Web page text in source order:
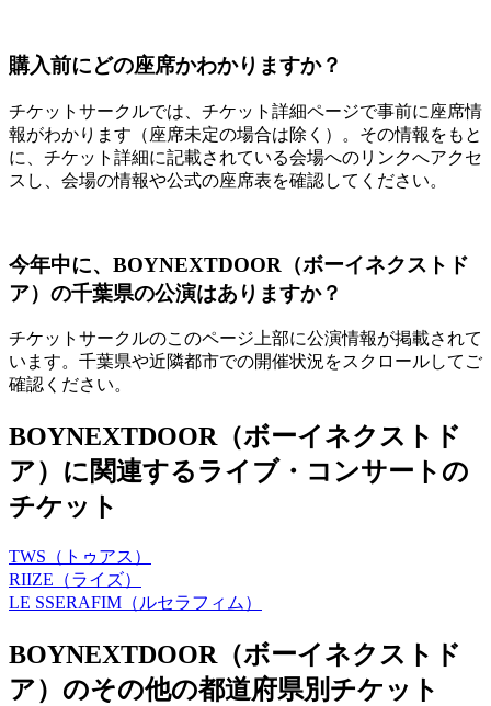
購入前にどの座席かわかりますか？
チケットサークルでは、チケット詳細ページで事前に座席情
報がわかります（座席未定の場合は除く）。その情報をもと
に、チケット詳細に記載されている会場へのリンクへアクセ
スし、会場の情報や公式の座席表を確認してください。
今年中に、BOYNEXTDOOR（ボーイネクストド
ア）の千葉県の公演はありますか？
チケットサークルのこのページ上部に公演情報が掲載されて
います。千葉県や近隣都市での開催状況をスクロールしてご
確認ください。
BOYNEXTDOOR（ボーイネクストド
ア）に関連するライブ・コンサートの
チケット
TWS（トゥアス）
RIIZE（ライズ）
LE SSERAFIM（ルセラフィム）
BOYNEXTDOOR（ボーイネクストド
ア）のその他の都道府県別チケット